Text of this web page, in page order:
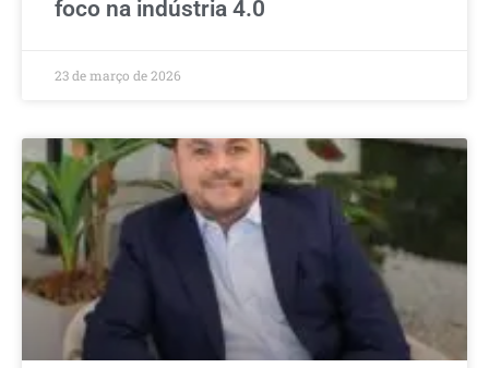
foco na indústria 4.0
23 de março de 2026